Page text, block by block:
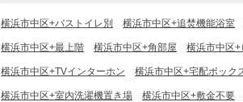
横浜市中区+バストイレ別 横浜市中区+追焚機能浴室
横浜市中区+最上階 横浜市中区+角部屋 横浜市中区+
横浜市中区+TVインターホン 横浜市中区+宅配ボック
横浜市中区+室内洗濯機置き場 横浜市中区+敷金不要